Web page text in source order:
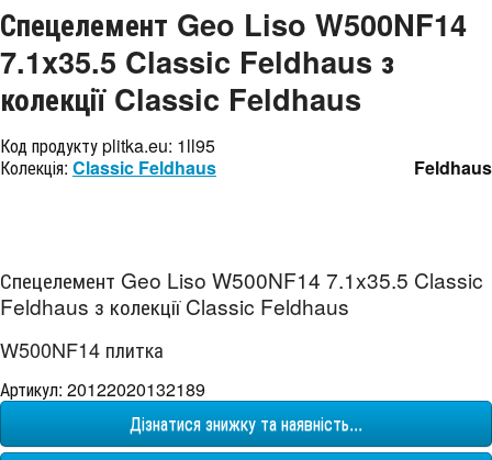
Спецелемент Geo Liso W500NF14
7.1x35.5 Classic Feldhaus з
колекції Classic Feldhaus
Код продукту plitka.eu: 1ll95
Колекція: Classic Feldhaus Feldhaus
Спецелемент Geo Liso W500NF14 7.1x35.5 Classic
Feldhaus з колекції Classic Feldhaus
W500NF14 плитка
Артикул: 20122020132189
Дізнатися знижку та наявність...